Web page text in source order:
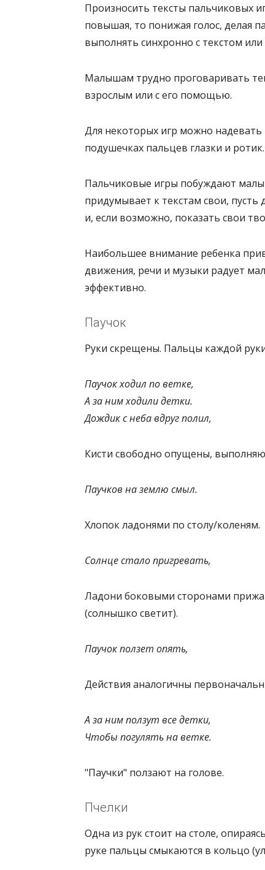
Произносить тексты пальчиковых
повышая, то понижая голос, делая
выполнять синхронно с текстом или
Малышам трудно проговаривать
взрослым или с его помощью.
Для некоторых игр можно
подушечках пальцев глазки и ротик.
Пальчиковые игры побуждают
придумывает к текстам свои, пусть
и, если возможно, показать свои
Наибольшее внимание ребенка
движения, речи и музыки радует
эффективно.
Паучок
Руки скрещены. Пальцы каждой
Паучок ходил по ветке,
А за ним ходили детки.
Дождик с неба вдруг полил,
Кисти свободно опущены,
Паучков на землю смыл.
Хлопок ладонями по столу/коленям.
Солнце стало пригревать,
Ладони боковыми сторонами
(солнышко светит).
Паучок ползет опять,
Действия аналогичны
А за ним ползут все детки,
Чтобы погулять на ветке.
"Паучки" ползают на голове.
Пчелки
Одна из рук стоит на столе,
руке пальцы смыкаются в кольцо